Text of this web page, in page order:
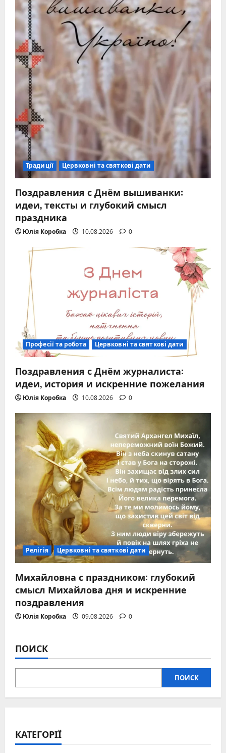
Традиції Цервковні та святкові дати
Поздравления с Днём вышиванки:
идеи, тексты и глубокий смысл
праздника
Юлія Коробка 10.08.2026 0
Професії та робота Цервковні та святкові дати
Поздравления с Днём журналиста:
идеи, история и искренние пожелания
Юлія Коробка 10.08.2026 0
Релігія Цервковні та святкові дати
Михайловна с праздником: глубокий
смысл Михайлова дня и искренние
поздравления
Юлія Коробка 09.08.2026 0
ПОИСК
ПОИСК
КАТЕГОРІЇ